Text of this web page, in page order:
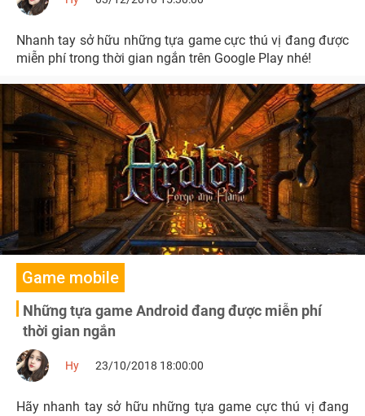
Nhanh tay sở hữu những tựa game cực thú vị đang được
miễn phí trong thời gian ngắn trên Google Play nhé!
Game mobile
Những tựa game Android đang được miễn phí
thời gian ngắn
Hy 23/10/2018 18:00:00
Hãy nhanh tay sở hữu những tựa game cực thú vị đang